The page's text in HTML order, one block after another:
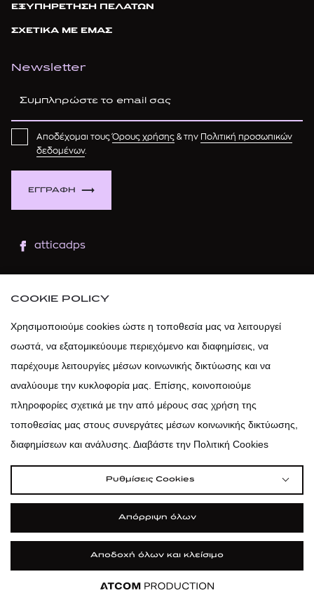
ΕΞΥΠΗΡΕΤΗΣΗ ΠΕΛΑΤΩΝ
ΣΧΕΤΙΚΑ ΜΕ ΕΜΑΣ
Newsletter
ΕΓΓΡΑΦΗ
Αποδέχομαι τουςΌρους χρήσης & την Πολιτική προσωπικών
δεδομένων.
atticadps
atticadps
| Πολιτική Cookies | Κώδικας Δεοντολογίας
Προστασία Προσωπικών Δεδομένων
COOKIE POLICY
Χρησιμοποιούμε cookies ώστε η τοποθεσία μας να λειτουργεί
σωστά, να εξατομικεύουμε περιεχόμενο και διαφημίσεις, να
παρέχουμε λειτουργίες μέσων κοινωνικής δικτύωσης και να
αναλύουμε την κυκλοφορία μας. Επίσης, κοινοποιούμε
πληροφορίες σχετικά με την από μέρους σας χρήση της
τοποθεσίας μας στους συνεργάτες μέσων κοινωνικής δικτύωσης,
διαφημίσεων και ανάλυσης. Διαβάστε την Πολιτική Cookies
Ρυθμίσεις Cookies
Απόρριψη όλων
Αποδοχή όλων και κλείσιμο